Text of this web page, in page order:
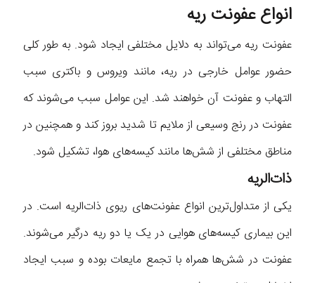
انواع عفونت ریه
عفونت ریه می‌تواند به دلایل مختلفی ایجاد شود. به طور کلی
حضور عوامل خارجی در ریه، مانند ویروس و باکتری سبب
التهاب و عفونت آن خواهند شد. این عوامل سبب می‌شوند که
عفونت در رنج وسیعی از ملایم تا شدید بروز کند و همچنین در
مناطق مختلفی از شش‌ها مانند کیسه‌های هوا، تشکیل شود.
ذات‌الریه
یکی از متداول‌ترین انواع عفونت‌های ریوی ذات‌الریه است. در
این بیماری کیسه‌های هوایی در یک یا دو ریه درگیر می‌شوند.
عفونت در شش‌ها همراه با تجمع مایعات بوده و سبب ایجاد